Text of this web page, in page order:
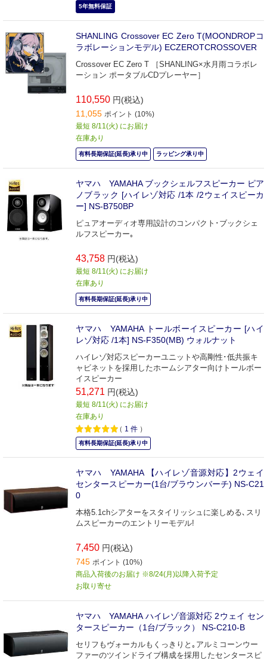
5年無料保証
SHANLING Crossover EC Zero T(MOONDROPコ
ラボレーションモデル) ECZEROTCROSSOVER
Crossover EC Zero T ［SHANLING×水月雨コラボレ
ーション ポータブルCDプレーヤー］
110,550 円(税込)
11,055 ポイント (10%)
最短 8/11(火) にお届け
在庫あり
有料長期保証(延長)承り中 ラッピング承り中
ヤマハ YAMAHA ブックシェルフスピーカー ピア
ノブラック [ハイレゾ対応 /1本 /2ウェイスピーカ
ー] NS-B750BP
ピュアオーディオ専用設計のコンパクト･ブックシェ
ルフスピーカー｡
43,758 円(税込)
最短 8/11(火) にお届け
在庫あり
有料長期保証(延長)承り中
ヤマハ YAMAHA トールボーイスピーカー [ハイ
レゾ対応 /1本] NS-F350(MB) ウォルナット
ハイレゾ対応スピーカーユニットや高剛性･低共振キ
ャビネットを採用したホームシアター向けトールボー
イスピーカー
51,271 円(税込)
最短 8/11(火) にお届け
在庫あり
（ 1 件 ）
有料長期保証(延長)承り中
ヤマハ YAMAHA 【ハイレゾ音源対応】2ウェイ
センタースピーカー(1台/ブラウンバーチ) NS-C21
0
本格5.1chシアターをスタイリッシュに楽しめる､スリ
ムスピーカーのエントリーモデル!
7,450 円(税込)
745 ポイント (10%)
商品入荷後のお届け ※8/24(月)以降入荷予定
お取り寄せ
ヤマハ YAMAHA ハイレゾ音源対応 2ウェイ セン
タースピーカー（1台/ブラック） NS-C210-B
セリフもヴォーカルもくっきりと｡アルミコーンウー
ファーのツインドライブ構成を採用したセンタースピ